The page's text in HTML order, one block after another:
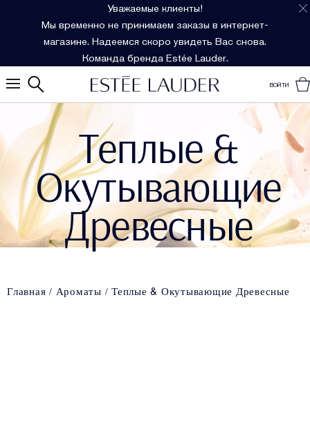
Уважаемые клиенты!
Мы временно не принимаем заказы в интернет-
магазине. Надеемся скоро увидеть Вас снова.
Команда бренда Estée Lauder.
ВОЙТИ
Теплые &
Окутывающие
Древесные
Главная Ароматы Теплые & Окутывающие Древесные